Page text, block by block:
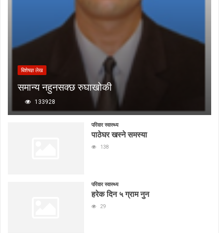
बिशेषज्ञ लेख
समान्य नहुनसक्छ रुघाखोकी
133928
परिवार स्वास्थ्य
पाठेघर खस्ने समस्या
138
परिवार स्वास्थ्य
हरेक दिन ५ ग्राम नुन
29